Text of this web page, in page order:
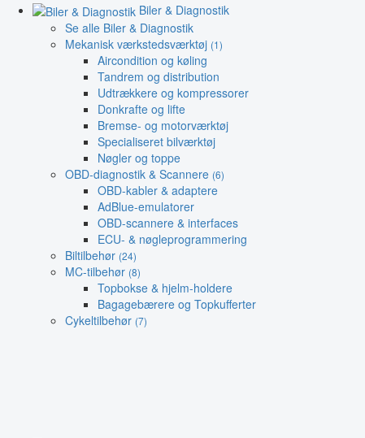
Biler & Diagnostik
Se alle Biler & Diagnostik
Mekanisk værkstedsværktøj (1)
Aircondition og køling
Tandrem og distribution
Udtrækkere og kompressorer
Donkrafte og lifte
Bremse- og motorværktøj
Specialiseret bilværktøj
Nøgler og toppe
OBD-diagnostik & Scannere (6)
OBD-kabler & adaptere
AdBlue-emulatorer
OBD-scannere & interfaces
ECU- & nøgleprogrammering
Biltilbehør (24)
MC-tilbehør (8)
Topbokse & hjelm-holdere
Bagagebærere og Topkufferter
Cykeltilbehør (7)